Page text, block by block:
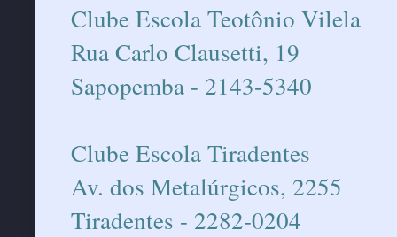
Clube Escola Teotônio Vilela
Rua Carlo Clausetti, 19
Sapopemba - 2143-5340
Clube Escola Tiradentes
Av. dos Metalúrgicos, 2255
Tiradentes - 2282-0204